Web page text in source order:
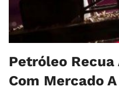
Petróleo Recua
Com Mercado